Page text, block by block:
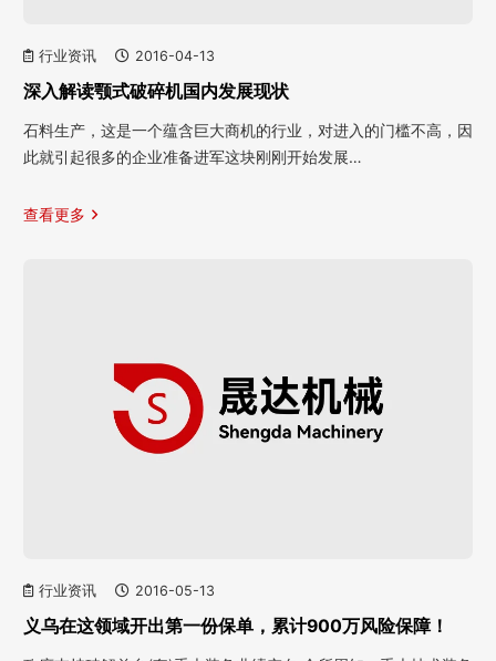
行业资讯 2016-04-13
深入解读颚式破碎机国内发展现状
石料生产，这是一个蕴含巨大商机的行业，对进入的门槛不高，因
此就引起很多的企业准备进军这块刚刚开始发展…
查看更多
行业资讯 2016-05-13
义乌在这领域开出第一份保单，累计900万风险保障！